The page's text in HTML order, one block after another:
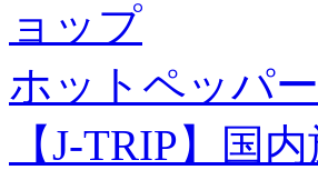
ョップ
ホットペッパ
【J-TRIP】国